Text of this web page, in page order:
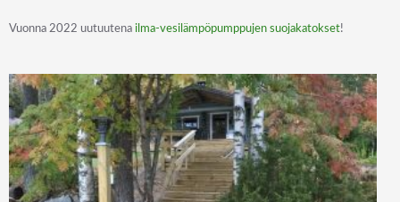
Vuonna 2022 uutuutena ilma-vesilämpöpumppujen suojakatokset!